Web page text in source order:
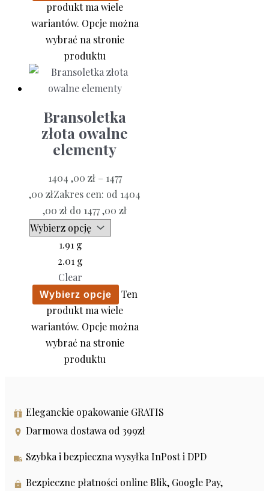
produkt ma wiele
wariantów. Opcje można
wybrać na stronie
produktu
Bransoletka
złota owalne
elementy
1404 ,00 zł – 1477
,00 złZakres cen: od 1404
,00 zł do 1477 ,00 zł
1.91 g
2.01 g
Clear
Wybierz opcje
Ten
produkt ma wiele
wariantów. Opcje można
wybrać na stronie
produktu
Eleganckie opakowanie GRATIS
Darmowa dostawa od 399zł
Szybka i bezpieczna wysyłka InPost i DPD
Bezpieczne płatności online Blik, Google Pay,